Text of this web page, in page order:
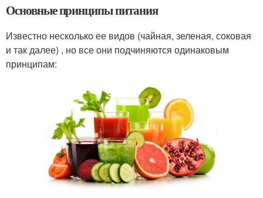
Основные принципы питания
Известно несколько ее видов (чайная, зеленая, соковая
и так далее) , но все они подчиняются одинаковым
принципам: